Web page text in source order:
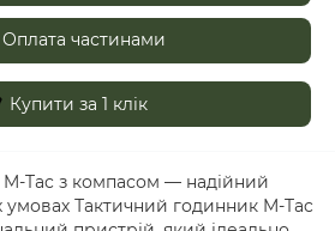
Оплата частинами
Купити за 1 клiк
Tac з компасом — надійний
умовах Тактичний годинник M-Tac